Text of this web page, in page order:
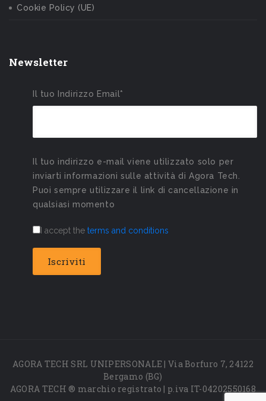
Cookie Policy (UE)
Newsletter
Il tuo Indirizzo Email*
Il tuo indirizzo e-mail viene utilizzato solo per
inviarti informazioni sulle attività di Agora Tech.
Puoi sempre utilizzare il link di cancellazione in
qualsiasi momento
I accept the terms and conditions
AGORA TECH SRL UNIPERSONALE | Via Borfuro 7, 24122
Bergamo (BG)
AGORA TECH ® marchio registrato | p.iva IT-04202550168